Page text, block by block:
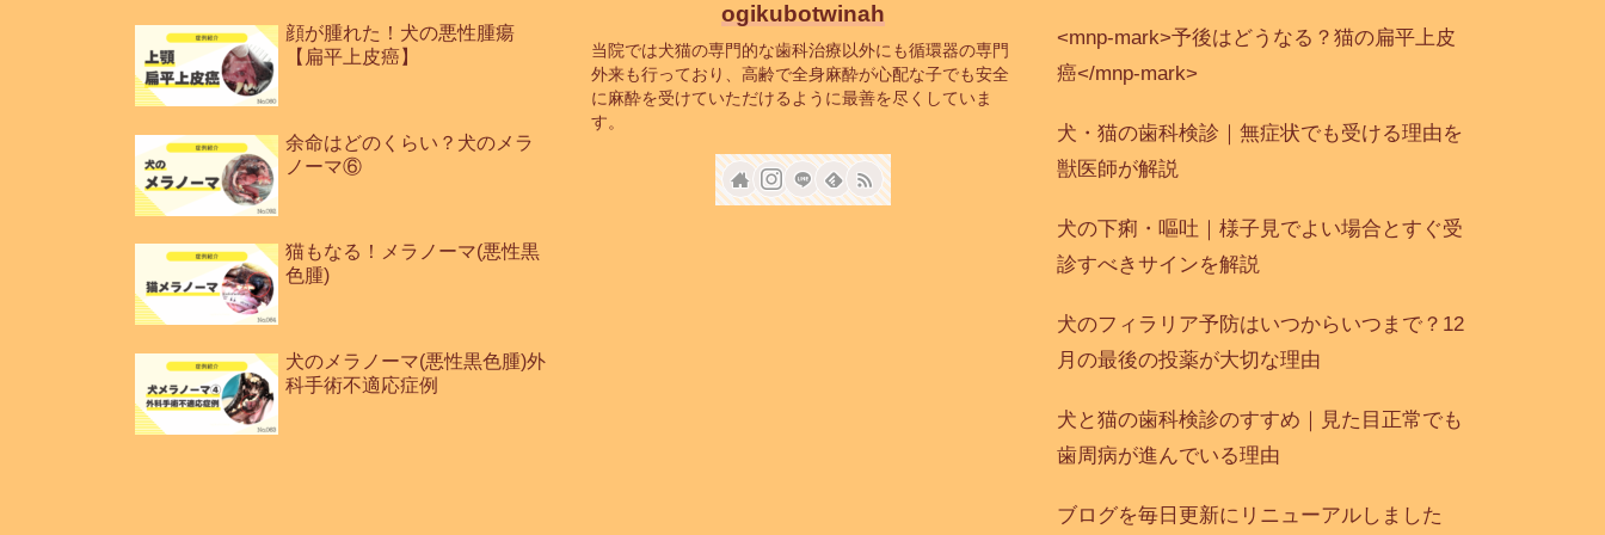
顔が腫れた！犬の悪性腫瘍
【扁平上皮癌】
余命はどのくらい？犬のメラ
ノーマ⑥
猫もなる！メラノーマ(悪性黒
色腫)
犬のメラノーマ(悪性黒色腫)外
科手術不適応症例
ogikubotwinah
当院では犬猫の専門的な歯科治療以外にも循環器の専門
外来も行っており、高齢で全身麻酔が心配な子でも安全
に麻酔を受けていただけるように最善を尽くしていま
す。
<mnp-mark>予後はどうなる？猫の扁平上皮
癌</mnp-mark>
犬・猫の歯科検診｜無症状でも受ける理由を
獣医師が解説
犬の下痢・嘔吐｜様子見でよい場合とすぐ受
診すべきサインを解説
犬のフィラリア予防はいつからいつまで？12
月の最後の投薬が大切な理由
犬と猫の歯科検診のすすめ｜見た目正常でも
歯周病が進んでいる理由
ブログを毎日更新にリニューアルしました